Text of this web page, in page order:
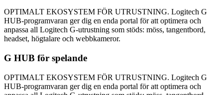
OPTIMALT EKOSYSTEM FÖR UTRUSTNING. Logitech G
HUB-programvaran ger dig en enda portal för att optimera och
anpassa all Logitech G-utrustning som stöds: möss, tangentbord,
headset, högtalare och webbkameror.
G HUB för spelande
OPTIMALT EKOSYSTEM FÖR UTRUSTNING. Logitech G
HUB-programvaran ger dig en enda portal för att optimera och